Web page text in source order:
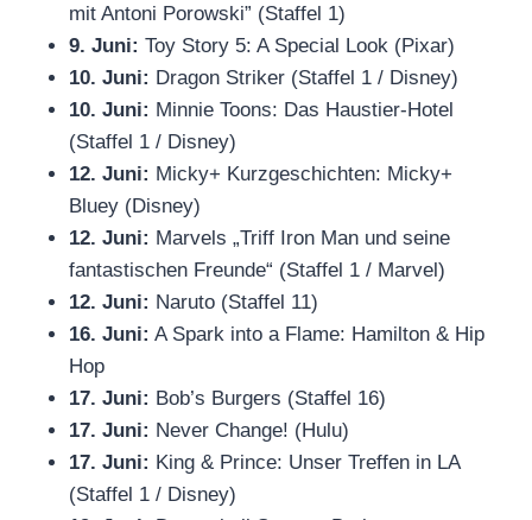
mit Antoni Porowski” (Staffel 1)
9. Juni: Toy Story 5: A Special Look (Pixar)
10. Juni: Dragon Striker (Staffel 1 / Disney)
10. Juni: Minnie Toons: Das Haustier-Hotel
(Staffel 1 / Disney)
12. Juni: Micky+ Kurzgeschichten: Micky+
Bluey (Disney)
12. Juni: Marvels „Triff Iron Man und seine
fantastischen Freunde“ (Staffel 1 / Marvel)
12. Juni: Naruto (Staffel 11)
16. Juni: A Spark into a Flame: Hamilton & Hip
Hop
17. Juni: Bob’s Burgers (Staffel 16)
17. Juni: Never Change! (Hulu)
17. Juni: King & Prince: Unser Treffen in LA
(Staffel 1 / Disney)